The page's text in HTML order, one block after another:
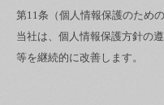
第11条（個人情報保護のための
当社は、個人情報保護方針の
等を継続的に改善します。